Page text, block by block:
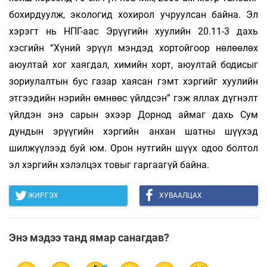
бохирдуулж, экологид хохирол учруулсан байна. Эл
хэрэгт нь НПГ-аас Эрүүгийн хуулийн 20.11-3 дахь
хэсгийн “Хүний эрүүл мэндэд хортойгоор нөлөөлөх
аюултай хог хаягдал, химийн хорт, аюултай бодисыг
зориулалтын бус газар хаясан гэмт хэргийг хуулийн
этгээдийн нэрийн өмнөөс үйлдсэн” гэж яллах дүгнэлт
үйлдэн энэ сарын эхээр Дорнод аймаг дахь Сум
дундын эрүүгийн хэргийн анхан шатны шүүхэд
шилжүүлээд буй юм. Орон нутгийн шүүх одоо болтол
эл хэргийн хэлэлцэх товыг гаргаагүй байна.
ЖИРГЭХ ХУВААЛЦАХ
Энэ мэдээ танд ямар санагдав?